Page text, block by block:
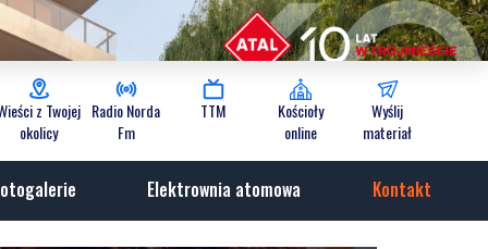
z Twojej
okolicy
Radio Norda
Fm
TTM
Kościoły
online
Wyślij
materiał
Elektrownia atomowa Kontakt